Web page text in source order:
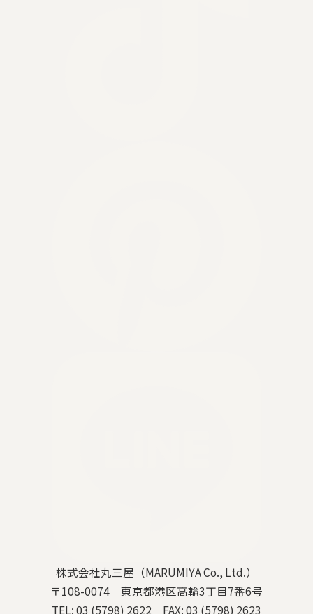
株式会社丸三屋（MARUMIYA Co., Ltd.）
〒108-0074 東京都港区高輪3丁目7番6号
TEL: 03 (5798) 2622 FAX: 03 (5798) 2623